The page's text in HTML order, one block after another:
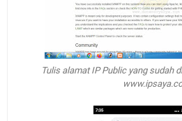
Tulis alamat IP Public yang sudah